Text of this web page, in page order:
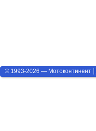
© 1993-2026 — Мотоконтинент